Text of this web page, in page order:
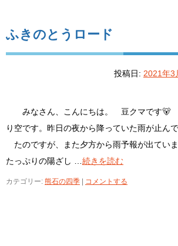
ふきのとうロード
投稿日: 2021年3
みなさん、こんにちは。 豆クマです
り空です。昨日の夜から降っていた雨が止ん
たのですが、また夕方から雨予報が出てい
たっぷりの陽ざし … 続きを読む
カテゴリー: 熊石の四季 コメントする